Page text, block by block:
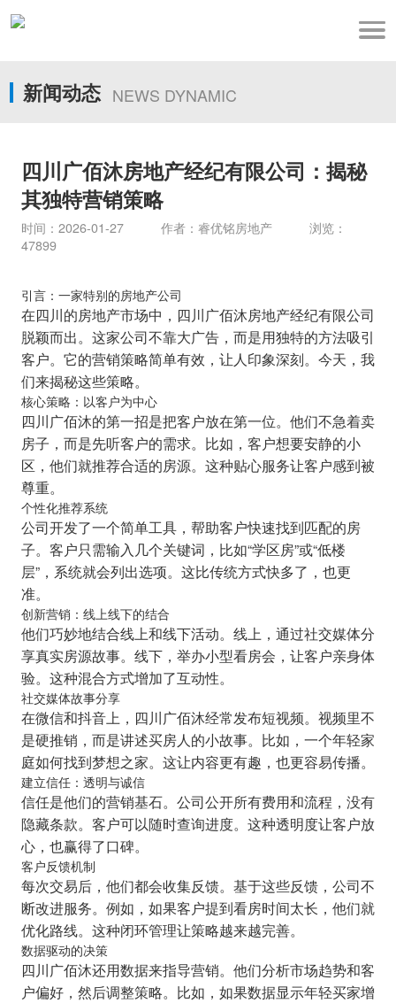
新闻动态 NEWS DYNAMIC
四川广佰沐房地产经纪有限公司：揭秘
其独特营销策略
时间：2026-01-27 作者：睿优铭房地产 浏览：
47899
引言：一家特别的房地产公司
在四川的房地产市场中，四川广佰沐房地产经纪有限公司
脱颖而出。这家公司不靠大广告，而是用独特的方法吸引
客户。它的营销策略简单有效，让人印象深刻。今天，我
们来揭秘这些策略。
核心策略：以客户为中心
四川广佰沐的第一招是把客户放在第一位。他们不急着卖
房子，而是先听客户的需求。比如，客户想要安静的小
区，他们就推荐合适的房源。这种贴心服务让客户感到被
尊重。
个性化推荐系统
公司开发了一个简单工具，帮助客户快速找到匹配的房
子。客户只需输入几个关键词，比如“学区房”或“低楼
层”，系统就会列出选项。这比传统方式快多了，也更
准。
创新营销：线上线下的结合
他们巧妙地结合线上和线下活动。线上，通过社交媒体分
享真实房源故事。线下，举办小型看房会，让客户亲身体
验。这种混合方式增加了互动性。
社交媒体故事分享
在微信和抖音上，四川广佰沐经常发布短视频。视频里不
是硬推销，而是讲述买房人的小故事。比如，一个年轻家
庭如何找到梦想之家。这让内容更有趣，也更容易传播。
建立信任：透明与诚信
信任是他们的营销基石。公司公开所有费用和流程，没有
隐藏条款。客户可以随时查询进度。这种透明度让客户放
心，也赢得了口碑。
客户反馈机制
每次交易后，他们都会收集反馈。基于这些反馈，公司不
断改进服务。例如，如果客户提到看房时间太长，他们就
优化路线。这种闭环管理让策略越来越完善。
数据驱动的决策
四川广佰沐还用数据来指导营销。他们分析市场趋势和客
户偏好，然后调整策略。比如，如果数据显示年轻买家增